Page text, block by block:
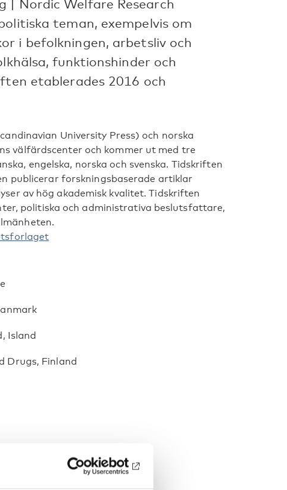
| Nordic Welfare Research
teman, exempelvis om
i befolkningen, arbetsliv och
funktionshinder och
etablerades 2016 och
University Press) och norska
välfärdscenter och kommer ut med tre
engelska, norska och svenska. Tidskriften
publicerar forskningsbaserade artiklar
av hög akademisk kvalitet. Tidskriften
politiska och administrativa beslutsfattare,
Island
Drugs, Finland